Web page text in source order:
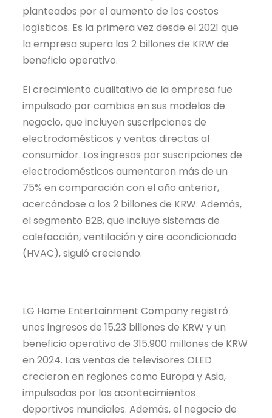
planteados por el aumento de los costos
logísticos. Es la primera vez desde el2021 que
la empresa supera los 2 billones de KRW de
beneficio operativo.
El crecimiento cualitativo de la empresa fue
impulsado por cambios en sus modelos de
negocio, que incluyen suscripciones de
electrodomésticos y ventas directas al
consumidor. Los ingresos por suscripciones de
electrodomésticos aumentaron más de un
75% en comparación con el año anterior,
acercándose a los 2 billones de KRW. Además,
el segmento B2B, que incluye sistemas de
calefacción, ventilación y aire acondicionado
(HVAC), siguió creciendo.
LG Home Entertainment Company registró
unos ingresos de 15,23 billones de KRW y un
beneficio operativo de 315.900 millones de KRW
en 2024. Las ventas de televisores OLED
crecieron en regiones como Europa y Asia,
impulsadas por los acontecimientos
deportivos mundiales. Además, el negocio de